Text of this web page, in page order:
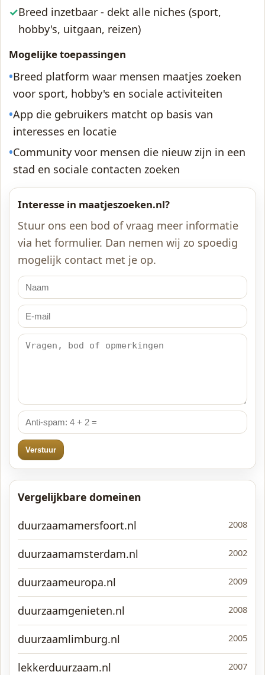
✓Breed inzetbaar - dekt alle niches (sport,
hobby's, uitgaan, reizen)
Mogelijke toepassingen
•Breed platform waar mensen maatjes zoeken
voor sport, hobby's en sociale activiteiten
•App die gebruikers matcht op basis van
interesses en locatie
•Community voor mensen die nieuw zijn in een
stad en sociale contacten zoeken
Interesse in maatjeszoeken.nl?
Stuur ons een bod of vraag meer informatie
via het formulier. Dan nemen wij zo spoedig
mogelijk contact met je op.
Verstuur
Vergelijkbare domeinen
duurzaamamersfoort.nl
2008
duurzaamamsterdam.nl 2002
duurzaameuropa.nl 2009
duurzaamgenieten.nl 2008
duurzaamlimburg.nl 2005
lekkerduurzaam.nl 2007